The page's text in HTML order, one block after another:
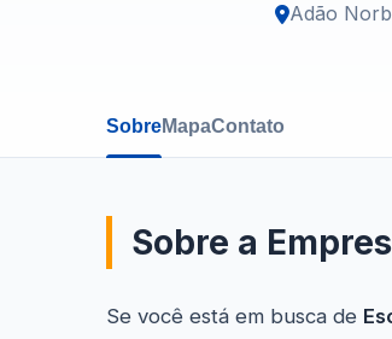
Adão
SobreMapaContato
Sobre a
Se você está em busca de